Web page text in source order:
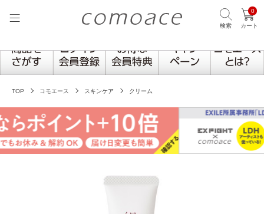
検索
0
カート
TOP コモエース スキンケア クリーム